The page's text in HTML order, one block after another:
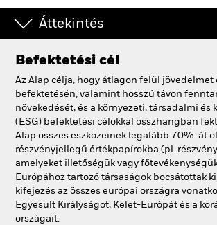
Áttekintés
Befektetési cél
Az Alap célja, hogy átlagon felül jövedelmet
befektetésén, valamint hosszú távon
növekedését, és a környezeti, társadalmi és
(ESG) befektetési célokkal összhangban
Alap összes eszközeinek legalább 70%-át
részvényjellegű értékpapírokba (pl.
amelyeket illetőségük vagy
Európához tartozó társaságok bocsátottak
kifejezés az összes európai országra
Egyesült Királyságot, Kelet-Európát és a
országait.